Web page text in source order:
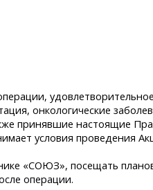
онкологические
принявшие настоящие
условия проведения
«СОЮЗ», посещать
операции.